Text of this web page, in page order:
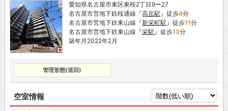
愛知県名古屋市東区東桜2丁目9ー27
名古屋市営地下鉄桜通線『高岳駅』徒歩4分
名古屋市営地下鉄東山線『新栄町駅』徒歩11分
名古屋市営地下鉄東山線『栄駅』徒歩13分
築年月2022年2月
管理形態(巡回)
空室情報